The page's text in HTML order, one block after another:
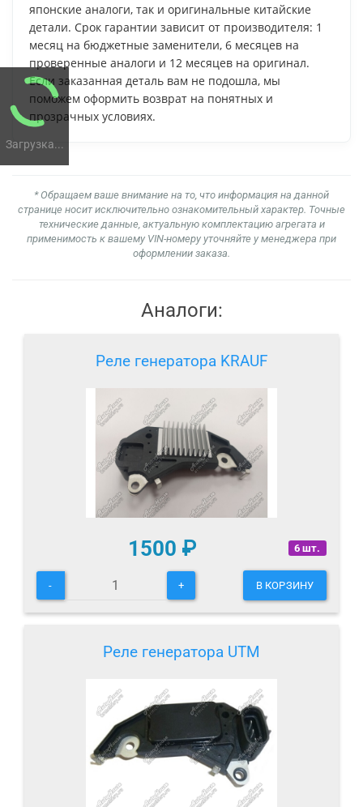
Загрузка...
японские аналоги, так и оригинальные китайские
детали. Срок гарантии зависит от производителя: 1
месяц на бюджетные заменители, 6 месяцев на
проверенные аналоги и 12 месяцев на оригинал.
Если заказанная деталь вам не подошла, мы
поможем оформить возврат на понятных и
прозрачных условиях.
* Обращаем ваше внимание на то, что информация на данной
странице носит исключительно ознакомительный характер. Точные
технические данные, актуальную комплектацию агрегата и
применимость к вашему VIN-номеру уточняйте у менеджера при
оформлении заказа.
Аналоги:
Реле генератора KRAUF
6 шт.
1500 ₽
- + В КОРЗИНУ
Реле генератора UTM